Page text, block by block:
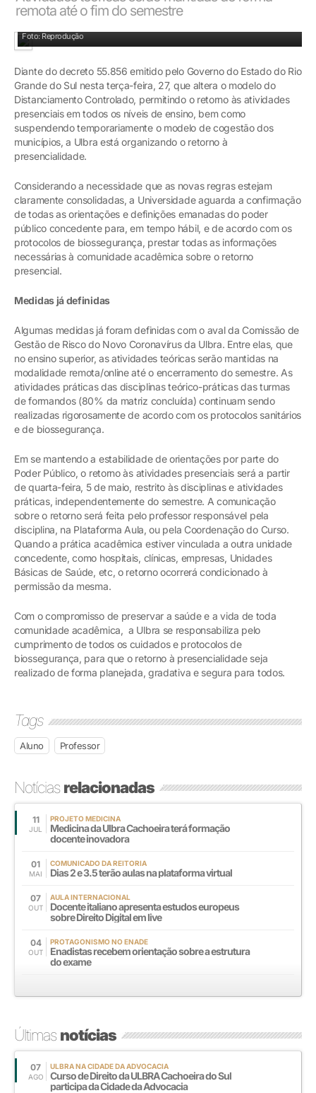
remota até o fim do semestre
Foto: Reprodução
Diante do decreto 55.856 emitido pelo Governo do Estado do Rio
Grande do Sul nesta terça-feira, 27, que altera o modelo do
Distanciamento Controlado, permitindo o retorno às atividades
presenciais em todos os níveis de ensino, bem como
suspendendo temporariamente o modelo de cogestão dos
municípios, a Ulbra está organizando o retorno à
presencialidade.
Considerando a necessidade que as novas regras estejam
claramente consolidadas, a Universidade aguarda a confirmação
de todas as orientações e definições emanadas do poder
público concedente para, em tempo hábil, e de acordo com os
protocolos de biossegurança, prestar todas as informações
necessárias à comunidade acadêmica sobre o retorno
presencial.
Medidas já definidas
Algumas medidas já foram definidas com o aval da Comissão de
Gestão de Risco do Novo Coronavírus da Ulbra. Entre elas, que
no ensino superior, as atividades teóricas serão mantidas na
modalidade remota/online até o encerramento do semestre. As
atividades práticas das disciplinas teórico-práticas das turmas
de formandos (80% da matriz concluída) continuam sendo
realizadas rigorosamente de acordo com os protocolos sanitários
e de biossegurança.
Em se mantendo a estabilidade de orientações por parte do
Poder Público, o retorno às atividades presenciais será a partir
de quarta-feira, 5 de maio, restrito às disciplinas e atividades
práticas, independentemente do semestre. A comunicação
sobre o retorno será feita pelo professor responsável pela
disciplina, na Plataforma Aula, ou pela Coordenação do Curso.
Quando a prática acadêmica estiver vinculada a outra unidade
concedente, como hospitais, clínicas, empresas, Unidades
Básicas de Saúde, etc, o retorno ocorrerá condicionado à
permissão da mesma.
Com o compromisso de preservar a saúde e a vida de toda
comunidade acadêmica, a Ulbra se responsabiliza pelo
cumprimento de todos os cuidados e protocolos de
biossegurança, para que o retorno à presencialidade seja
realizado de forma planejada, gradativa e segura para todos.
Tags
Aluno Professor
Notíciasrelacionadas
11
JUL
PROJETO MEDICINA
Medicina da Ulbra Cachoeira terá formação
docente inovadora
01
MAI
COMUNICADO DA REITORIA
Dias 2 e 3.5 terão aulas na plataforma virtual
07
OUT
AULA INTERNACIONAL
Docente italiano apresenta estudos europeus
sobre Direito Digital em live
04
OUT
PROTAGONISMO NO ENADE
Enadistas recebem orientação sobre a estrutura
do exame
Últimasnotícias
07
AGO
ULBRA NA CIDADE DA ADVOCACIA
Curso de Direito da ULBRA Cachoeira do Sul
participa da Cidade da Advocacia